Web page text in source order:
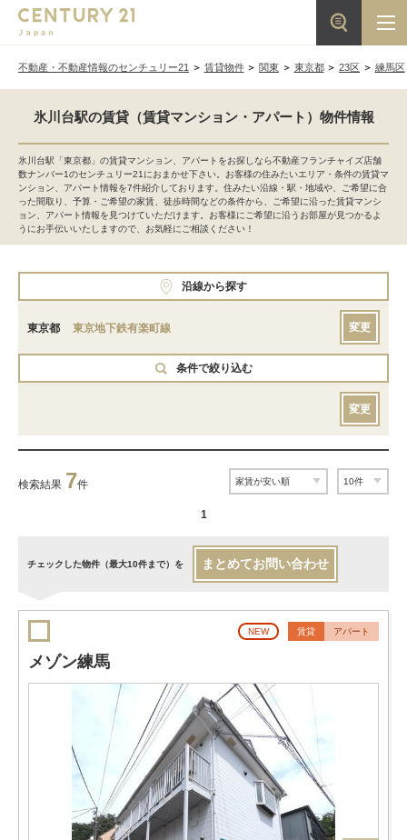
不動産・不動産情報のセンチュリー21 賃貸物件 関東 東京都 23区 練馬区
氷川台駅の賃貸（賃貸マンション・アパート）物件情報
氷川台駅「東京都」の賃貸マンション、アパートをお探しなら不動産フランチャイズ店舗
数ナンバー1のセンチュリー21におまかせ下さい。お客様の住みたいエリア・条件の賃貸マ
ンション、アパート情報を7件紹介しております。住みたい沿線・駅・地域や、ご希望に合
った間取り、予算・ご希望の家賃、徒歩時間などの条件から、ご希望に沿った賃貸マンシ
ョン、アパート情報を見つけていただけます。お客様にご希望に沿うお部屋が見つかるよ
うにお手伝いいたしますので、お気軽にご相談ください！
沿線から探す
東京都 東京地下鉄有楽町線 変更
条件で絞り込む
変更
検索結果 7件
1
チェックした物件（最大10件まで）を まとめてお問い合わせ
NEW 賃貸 アパート
メゾン練馬